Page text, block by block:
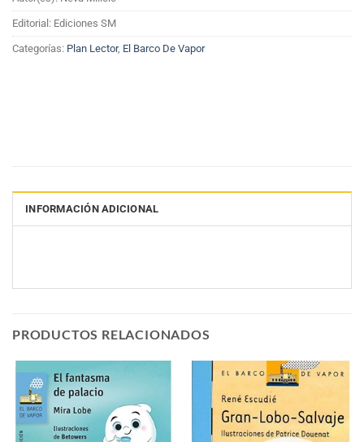
Editorial: Ediciones SM
Categorías: Plan Lector, El Barco De Vapor
INFORMACIÓN ADICIONAL
PRODUCTOS RELACIONADOS